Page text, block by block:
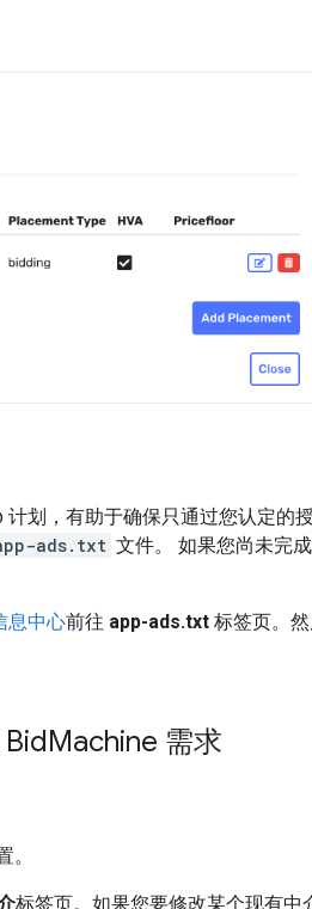
计划，有助于确保只通过您认定的
ads.txt 文件。 如果您尚未完
息中心前往 app-ads.txt 标签页。
Machine 需求
标签页。如果您要修改某个现有中